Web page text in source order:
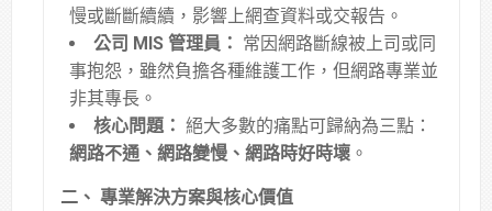
慢或斷斷續續，影響上網查資料或交報告 。
公司 MIS 管理員： 常因網路斷線被上司或同
事抱怨，雖然負擔各種維護工作，但網路專業並
非其專長 。
核心問題： 絕大多數的痛點可歸納為三點：
網路不通、網路變慢、網路時好時壞 。
二、 專業解決方案與核心價值